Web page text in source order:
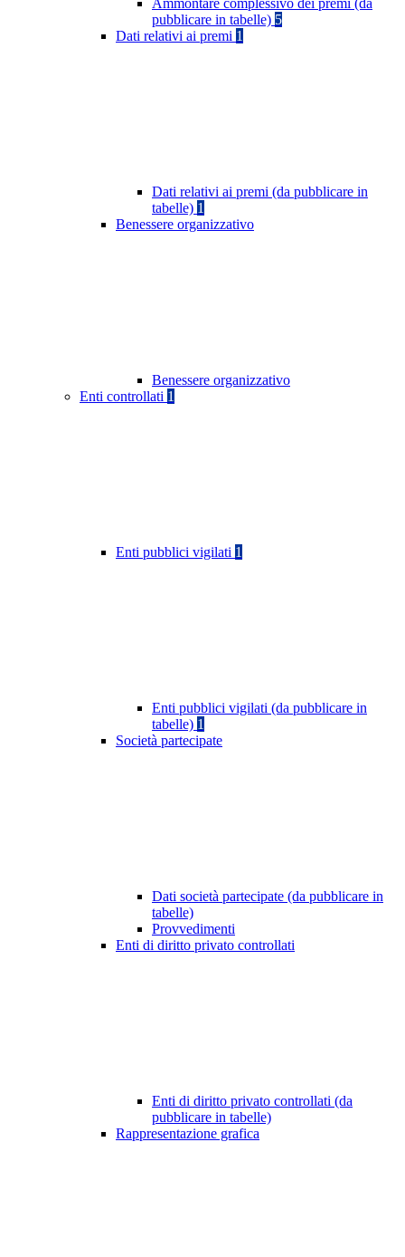
Ammontare complessivo dei premi (da
pubblicare in tabelle) 5
Dati relativi ai premi 1
Dati relativi ai premi (da pubblicare in
tabelle) 1
Benessere organizzativo
Benessere organizzativo
Enti controllati 1
Enti pubblici vigilati 1
Enti pubblici vigilati (da pubblicare in
tabelle) 1
Società partecipate
Dati società partecipate (da pubblicare in
tabelle)
Provvedimenti
Enti di diritto privato controllati
Enti di diritto privato controllati (da
pubblicare in tabelle)
Rappresentazione grafica